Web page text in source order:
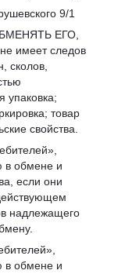
9/1
ЕГО,
имеет следов
сколов,
упаковка;
товар
свойства.
»,
в обмене и
если они
надлежащего
.
в обмене и